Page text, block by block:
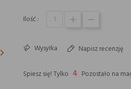
Następny
keyboard_arrow_right
Ilość :
Wysyłka Napisz recenzję
Spiesz się! Tylko 4 Pozostało na